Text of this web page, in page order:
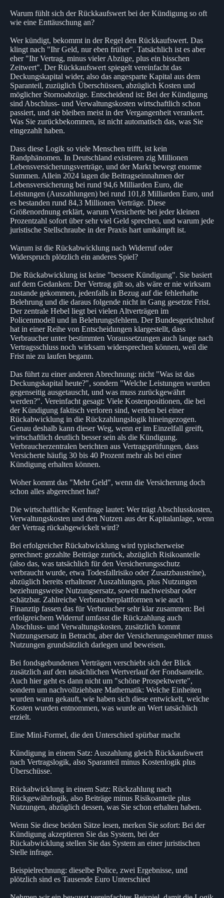
Warum fühlt sich der Rückkaufswert bei der Kündigung so oft
wie eine Enttäuschung an?
Wer kündigt, bekommt in der Regel den Rückkaufswert. Das
klingt nach "Ihr Geld, nur eben früher". Tatsächlich ist es aber
eher "Ihr Vertrag, minus vieler Abzüge, plus ein bisschen
Zeitwert". Der Rückkaufswert spiegelt vereinfacht das
Deckungskapital wider, also das angesparte Kapital aus dem
Sparanteil, zuzüglich Überschüssen, abzüglich Kosten und
möglicher Stornoabzüge. Entscheidend ist: Bei der Kündigung
sind Abschluss- und Verwaltungskosten wirtschaftlich schon
passiert, und sie bleiben meist in der Vergangenheit verankert.
Was Sie zurückbekommen, ist nicht automatisch das, was Sie
eingezahlt haben.
Dass diese Logik so viele Menschen trifft, ist kein
Randphänomen. In Deutschland existieren zig Millionen
Lebensversicherungsverträge, und der Markt bewegt enorme
Summen. Allein 2024 lagen die Beitragseinnahmen der
Lebensversicherung bei rund 94,6 Milliarden Euro, die
Leistungen (Auszahlungen) bei rund 101,8 Milliarden Euro, und
es bestanden rund 84,3 Millionen Verträge. Diese
Größenordnung erklärt, warum Versicherte bei jeder kleinen
Prozentzahl sofort über sehr viel Geld sprechen, und warum jede
juristische Stellschraube in der Praxis hart umkämpft ist.
Warum ist die Rückabwicklung nach Widerruf oder
Widerspruch plötzlich ein anderes Spiel?
Die Rückabwicklung ist keine "bessere Kündigung". Sie basiert
auf dem Gedanken: Der Vertrag gilt so, als wäre er nie wirksam
zustande gekommen, jedenfalls in Bezug auf die fehlerhafte
Belehrung und die daraus folgende nicht in Gang gesetzte Frist.
Der zentrale Hebel liegt bei vielen Altverträgen im
Policenmodell und in Belehrungsfehlern. Der Bundesgerichtshof
hat in einer Reihe von Entscheidungen klargestellt, dass
Verbraucher unter bestimmten Voraussetzungen auch lange nach
Vertragsschluss noch wirksam widersprechen können, weil die
Frist nie zu laufen begann.
Das führt zu einer anderen Abrechnung: nicht "Was ist das
Deckungskapital heute?", sondern "Welche Leistungen wurden
gegenseitig ausgetauscht, und was muss zurückgewährt
werden?". Vereinfacht gesagt: Viele Kostenpositionen, die bei
der Kündigung faktisch verloren sind, werden bei einer
Rückabwicklung in die Rückzahlungslogik hineingezogen.
Genau deshalb kann dieser Weg, wenn er im Einzelfall greift,
wirtschaftlich deutlich besser sein als die Kündigung.
Verbraucherzentralen berichten aus Vertragsprüfungen, dass
Versicherte häufig 30 bis 40 Prozent mehr als bei einer
Kündigung erhalten können.
Woher kommt das "Mehr Geld", wenn die Versicherung doch
schon alles abgerechnet hat?
Die wirtschaftliche Kernfrage lautet: Wer trägt Abschlusskosten,
Verwaltungskosten und den Nutzen aus der Kapitalanlage, wenn
der Vertrag rückabgewickelt wird?
Bei erfolgreicher Rückabwicklung wird typischerweise
gerechnet: gezahlte Beiträge zurück, abzüglich Risikoanteile
(also das, was tatsächlich für den Versicherungsschutz
verbraucht wurde, etwa Todesfallrisiko oder Zusatzbausteine),
abzüglich bereits erhaltener Auszahlungen, plus Nutzungen
beziehungsweise Nutzungsersatz, soweit nachweisbar oder
schätzbar. Zahlreiche Verbraucherplattformen wie auch
Finanztip fassen das für Verbraucher sehr klar zusammen: Bei
erfolgreichem Widerruf umfasst die Rückzahlung auch
Abschluss- und Verwaltungskosten, zusätzlich kommt
Nutzungsersatz in Betracht, aber der Versicherungsnehmer muss
Nutzungen grundsätzlich darlegen und beweisen.
Bei fondsgebundenen Verträgen verschiebt sich der Blick
zusätzlich auf den tatsächlichen Wertverlauf der Fondsanteile.
Auch hier geht es dann nicht um "schöne Prospektwerte",
sondern um nachvollziehbare Mathematik: Welche Einheiten
wurden wann gekauft, wie haben sich diese entwickelt, welche
Kosten wurden entnommen, was wurde an Wert tatsächlich
erzielt.
Eine Mini-Formel, die den Unterschied spürbar macht
Kündigung in einem Satz: Auszahlung gleich Rückkaufswert
nach Vertragslogik, also Sparanteil minus Kostenlogik plus
Überschüsse.
Rückabwicklung in einem Satz: Rückzahlung nach
Rückgewährlogik, also Beiträge minus Risikoanteile plus
Nutzungen, abzüglich dessen, was Sie schon erhalten haben.
Wenn Sie diese beiden Sätze lesen, merken Sie sofort: Bei der
Kündigung akzeptieren Sie das System, bei der
Rückabwicklung stellen Sie das System an einer juristischen
Stelle infrage.
Beispielrechnung: dieselbe Police, zwei Ergebnisse, und
plötzlich sind es Tausende Euro Unterschied